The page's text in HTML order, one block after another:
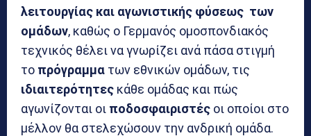
λειτουργίας και αγωνιστικής φύσεως των
ομάδων, καθώς ο Γερμανός ομοσπονδιακός
τεχνικός θέλει να γνωρίζει ανά πάσα στιγμή
το πρόγραμμα των εθνικών ομάδων, τις
ιδιαιτερότητες κάθε ομάδας και πώς
αγωνίζονται οι ποδοσφαιριστές οι οποίοι στο
μέλλον θα στελεχώσουν την ανδρική ομάδα.